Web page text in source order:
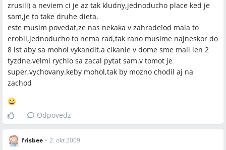
zrusili) a neviem ci je az tak kludny,jednoducho place ked je
sam,je to take druhe dieta.
este musim povedat,ze nas nekaka v zahrade!od mala to
erobil,jednoducho to nema rad,tak rano musime najneskor do
8 ist aby sa mohol vykandit.a cikanie v dome sme mali len 2
tyzdne,velmi rychlo sa zacal pytat sam.v tomot je
super,vychovany.keby mohol,tak by mozno chodil aj na
zachod
Odpovedz
frisbee • 2. okt 2009